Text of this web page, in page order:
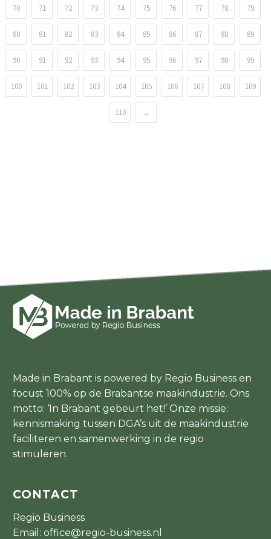
70 71 72 73 74 75 76 77 78 79
80 81 82 83 84 85 86 87 88 89
90 91 92 93 94 95 96 97 98 99
100 101 102 103 104 105 106 107 108 109
110 →
Made in Brabant is powered by Regio Business en
focust 100% op de Brabantse maakindustrie. Ons
motto: ‘In Brabant gebeurt het!’ Onze missie:
kennismaking tussen DGA’s uit de maakindustrie
faciliteren en samenwerking in de regio
stimuleren.
CONTACT
Regio Business
Email: office@regio-business.nl